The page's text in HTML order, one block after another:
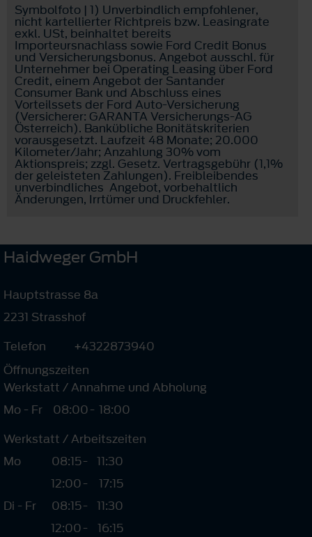
Symbolfoto | 1) Unverbindlich empfohlener,
nicht kartellierter Richtpreis bzw. Leasingrate
exkl. USt, beinhaltet bereits
Importeursnachlass sowie Ford Credit Bonus
und Versicherungsbonus. Angebot ausschl. für
Unternehmer bei Operating Leasing über Ford
Credit, einem Angebot der Santander
Consumer Bank und Abschluss eines
Vorteilssets der Ford Auto-Versicherung
(Versicherer: GARANTA Versicherungs-AG
Österreich). Bankübliche Bonitätskriterien
vorausgesetzt. Laufzeit 48 Monate; 20.000
Kilometer/Jahr; Anzahlung 30% vom
Aktionspreis; zzgl. Gesetz. Vertragsgebühr (1,1%
der geleisteten Zahlungen). Freibleibendes
unverbindliches Angebot, vorbehaltlich
Änderungen, Irrtümer und Druckfehler.
Haidweger GmbH
Hauptstrasse 8a
2231 Strasshof
Telefon
+4322873940
Öffnungszeiten
Werkstatt / Annahme und Abholung
Mo - Fr
08:00- 18:00
Werkstatt / Arbeitszeiten
Mo
08:15
12:00
-
-
11:30
17:15
Di - Fr
08:15
12:00
-
-
11:30
16:15